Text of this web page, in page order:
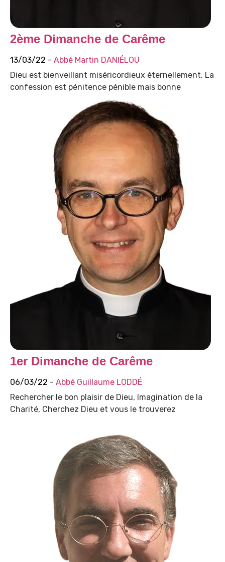
2ème Dimanche de Carême
13/03/22 - Abbé Martin DANIÉLOU
Dieu est bienveillant miséricordieux éternellement, La
confession est pénitence pénible mais bonne
1er Dimanche de Carême
06/03/22 - Abbé Guillaume LODDÉ
Rechercher le bon plaisir de Dieu, Imagination de la
Charité, Cherchez Dieu et vous le trouverez